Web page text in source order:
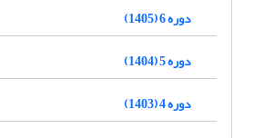
دوره 6 (1405)
دوره 5 (1404)
دوره 4 (1403)